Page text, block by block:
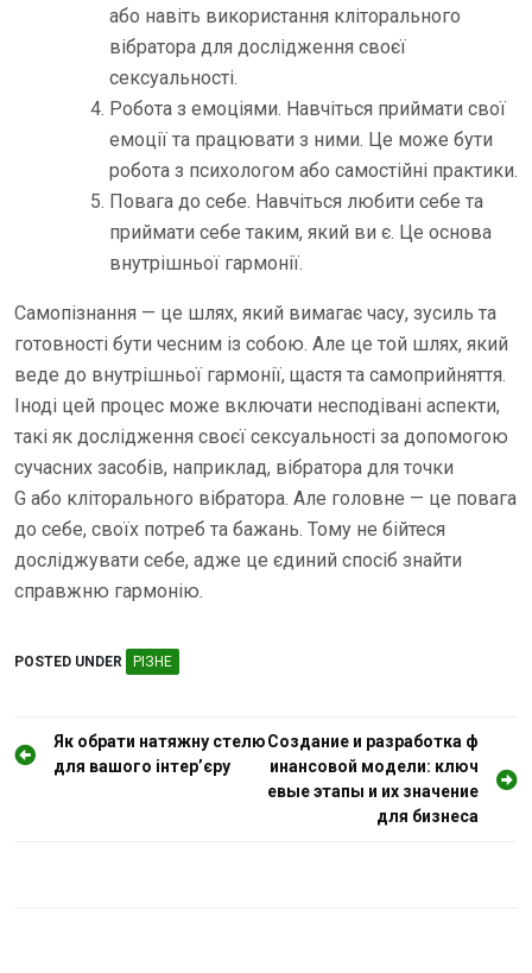
або навіть використання кліторального
вібратора для дослідження своєї
сексуальності.
Робота з емоціями. Навчіться приймати свої
емоції та працювати з ними. Це може бути
робота з психологом або самостійні практики.
Повага до себе. Навчіться любити себе та
приймати себе таким, який ви є. Це основа
внутрішньої гармонії.
Самопізнання — це шлях, який вимагає часу, зусиль та
готовності бути чесним із собою. Але це той шлях, який
веде до внутрішньої гармонії, щастя та самоприйняття.
Іноді цей процес може включати несподівані аспекти,
такі як дослідження своєї сексуальності за допомогою
сучасних засобів, наприклад, вібратора для точки
G або кліторального вібратора. Але головне — це повага
до себе, своїх потреб та бажань. Тому не бійтеся
досліджувати себе, адже це єдиний спосіб знайти
справжню гармонію.
POSTED UNDER РІЗНЕ
Н
Як обрати натяжну стелю
для вашого інтер’єру
Создание и разработка ф
инансовой модели: ключ
евые этапы и их значение
для бизнеса